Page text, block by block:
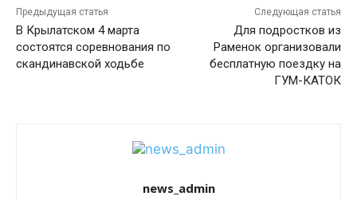
Предыдущая статья
В Крылатском 4 марта
состоятся соревнования по
скандинавской ходьбе
Следующая статья
Для подростков из
Раменок организовали
бесплатную поездку на
ГУМ-КАТОК
news_admin